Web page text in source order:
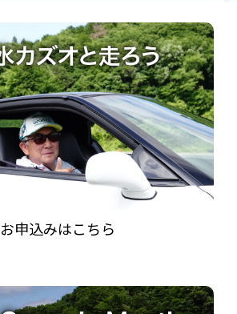
料金・チケット
アクセス
アンケート
お申込みはこちら